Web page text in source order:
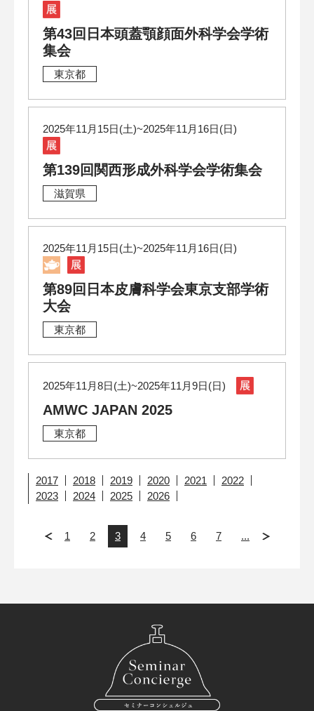
第43回日本頭蓋顎顔面外科学会学術
集会
東京都
2025年11月15日(土)~2025年11月16日(日)
第139回関西形成外科学会学術集会
滋賀県
2025年11月15日(土)~2025年11月16日(日)
第89回日本皮膚科学会東京支部学術
大会
東京都
2025年11月8日(土)~2025年11月9日(日)
AMWC JAPAN 2025
東京都
2017 2018 2019 2020 2021
2022
2023
2024 2025 2026
1 2 3 4 5 6 7 ...